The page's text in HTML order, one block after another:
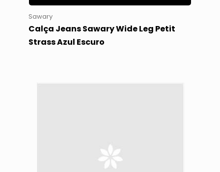
Sawary
Calça Jeans Sawary Wide Leg Petit
Strass Azul Escuro